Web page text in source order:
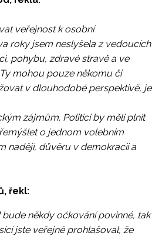
veřejnost k osobní
roky jsem neslyšela z vedoucích
pohybu, zdravé stravě a ve
mohou pouze někomu či
v dlouhodobé perspektivě, je
zájmům. Politici by měli plnit
o jednom volebním
naději, důvěru v demokracii a
řekl:
někdy očkování povinné, tak
jste veřejně prohlašoval, že